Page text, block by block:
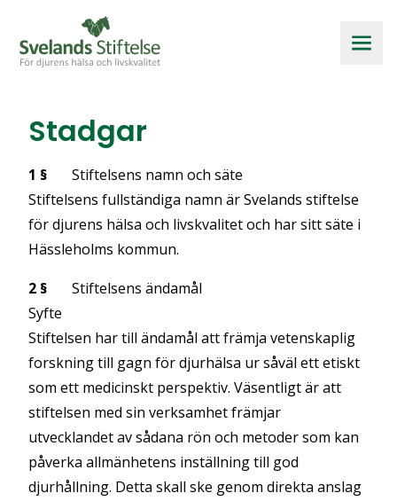
Stadgar
1 § Stiftelsens namn och säte
Stiftelsens fullständiga namn är Svelands stiftelse
för djurens hälsa och livskvalitet och har sitt säte i
Hässleholms kommun.
2 § Stiftelsens ändamål
Syfte
Stiftelsen har till ändamål att främja vetenskaplig
forskning till gagn för djurhälsa ur såväl ett etiskt
som ett medicinskt perspektiv. Väsentligt är att
stiftelsen med sin verksamhet främjar
utvecklandet av sådana rön och metoder som kan
påverka allmänhetens inställning till god
djurhållning. Detta skall ske genom direkta anslag